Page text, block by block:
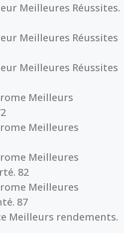
Meilleures Réussites.
Meilleures Réussites
Meilleures Réussites
Meilleurs
Meilleures
Meilleures
82
Meilleures
87
Meilleurs rendements.